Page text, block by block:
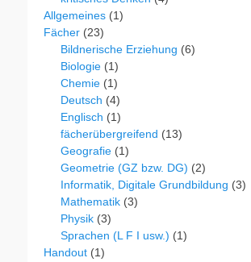
Allgemeines (1)
Fächer (23)
Bildnerische Erziehung (6)
Biologie (1)
Chemie (1)
Deutsch (4)
Englisch (1)
fächerübergreifend (13)
Geografie (1)
Geometrie (GZ bzw. DG) (2)
Informatik, Digitale Grundbildung (3)
Mathematik (3)
Physik (3)
Sprachen (L F I usw.) (1)
Handout (1)